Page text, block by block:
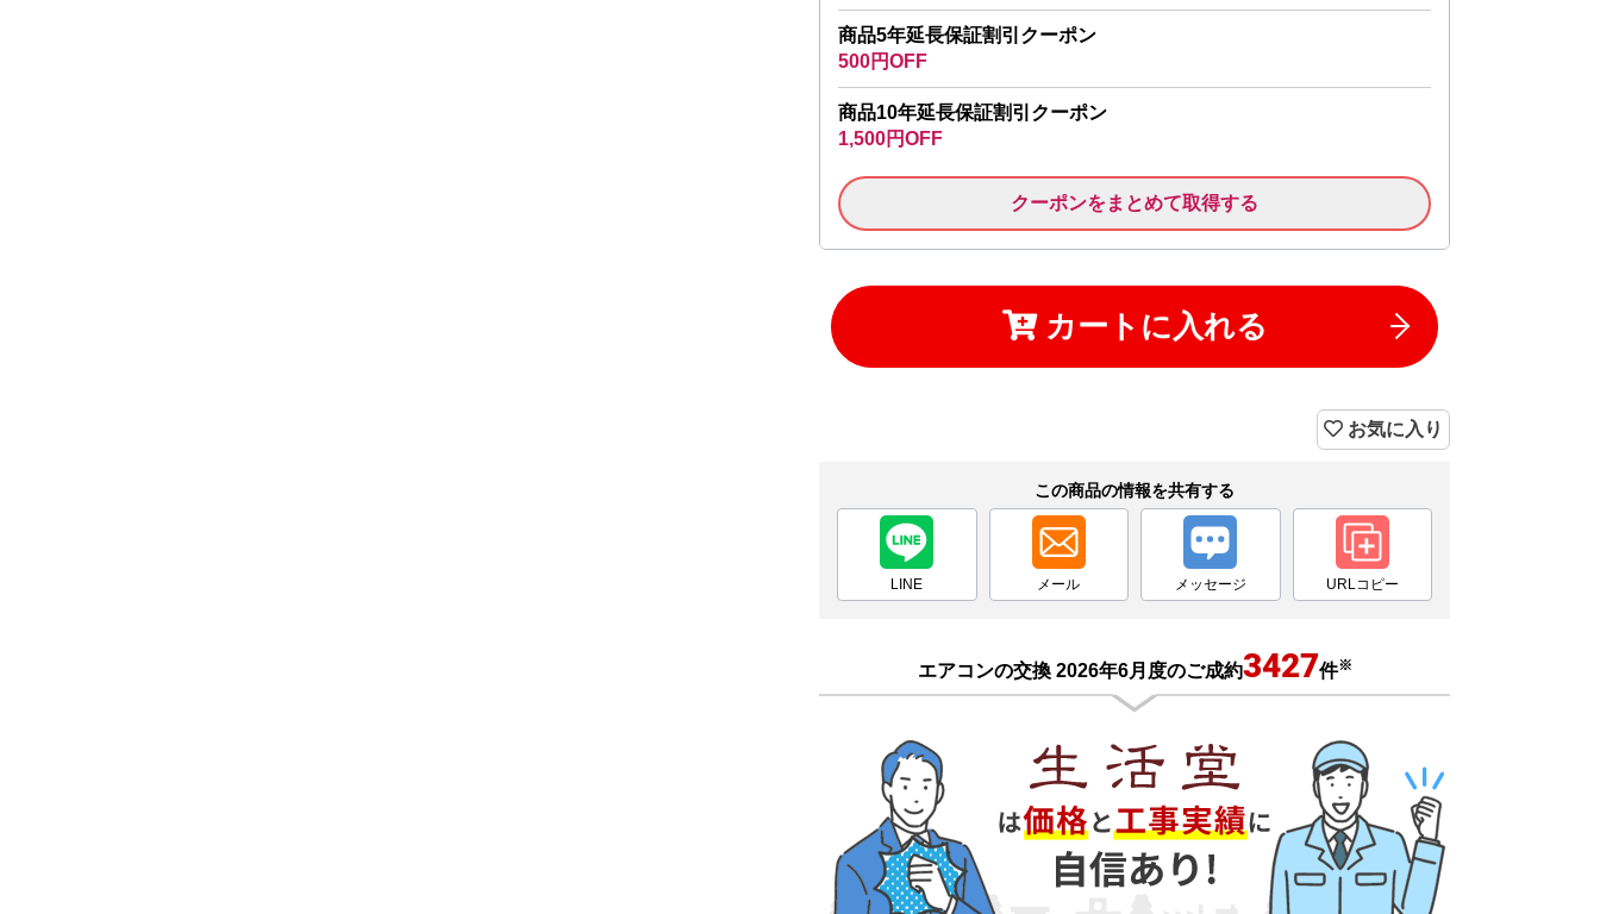
商品5年延長保証割引クーポン
500円OFF
商品10年延長保証割引クーポン
1,500円OFF
クーポンをまとめて取得する
カートに入れる
お気に入り
この商品の情報を共有する
LINE メール メッセージ URLコピー
エアコンの交換 2026年6月度のご成約3427件※